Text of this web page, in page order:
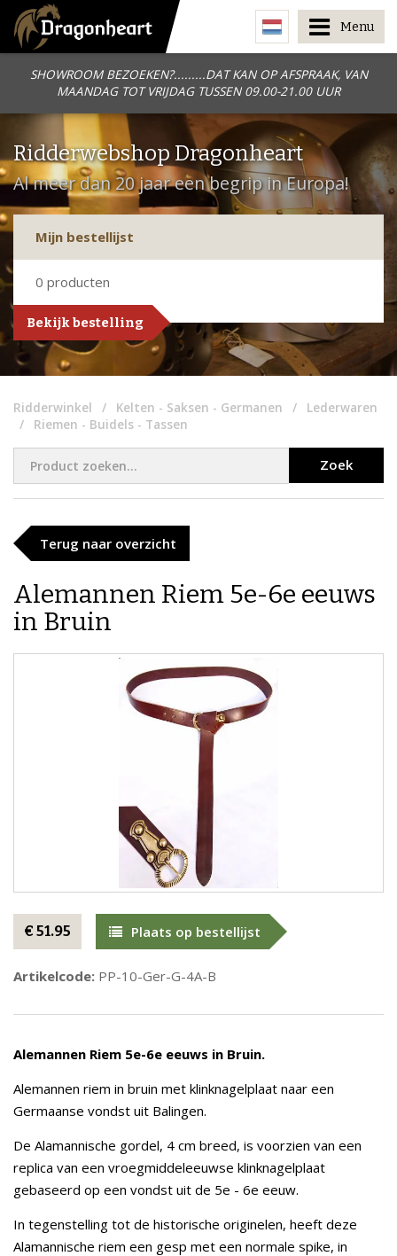
SHOWROOM BEZOEKEN?.........DAT KAN OP AFSPRAAK, VAN
MAANDAG TOT VRIJDAG TUSSEN 09.00-21.00 UUR
Menu
Ridderwebshop Dragonheart
Al meer dan 20 jaar een begrip in Europa!
Mijn bestellijst
0 producten
Bekijk bestelling
Ridderwinkel Kelten - Saksen - Germanen
Lederwaren
Riemen - Buidels - Tassen
Zoek
Terug naar overzicht
Alemannen Riem 5e-6e eeuws
in Bruin
€ 51.95 Plaats op bestellijst
Artikelcode: PP-10-Ger-G-4A-B
Alemannen Riem 5e-6e eeuws in Bruin.
Alemannen riem in bruin met klinknagelplaat naar een
Germaanse vondst uit Balingen.
De Alamannische gordel, 4 cm breed, is voorzien van een
replica van een vroegmiddeleeuwse klinknagelplaat
gebaseerd op een vondst uit de 5e - 6e eeuw.
In tegenstelling tot de historische originelen, heeft deze
Alamannische riem een gesp met een normale spike, in